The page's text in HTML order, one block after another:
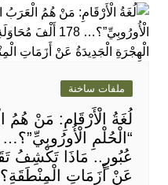
ملفات ساخنة
لُغَةُ الْأَرْقَامِ: مَنْ هُمُ
عُبُورٍ.. مَاذَا تَكْشِفُ
عَنْ أَزَمَاتِ الْمِنْطَقَةِ؟